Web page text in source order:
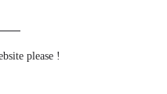
please !